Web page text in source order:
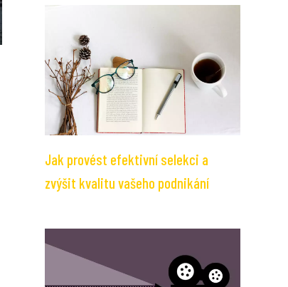
Jak provést efektivní selekci a
zvýšit kvalitu vašeho podnikání